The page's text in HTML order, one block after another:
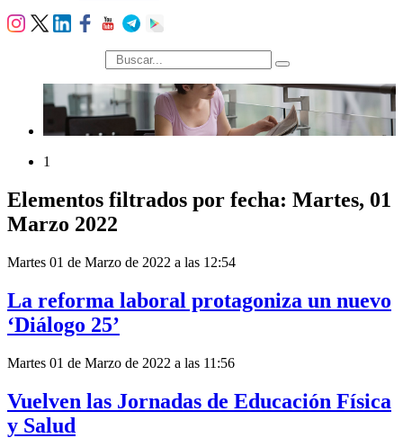
búsqueda
1
Elementos filtrados por fecha: Martes, 01
Marzo 2022
Martes 01 de Marzo de 2022 a las 12:54
La reforma laboral protagoniza un nuevo
‘Diálogo 25’
Martes 01 de Marzo de 2022 a las 11:56
Vuelven las Jornadas de Educación Física
y Salud